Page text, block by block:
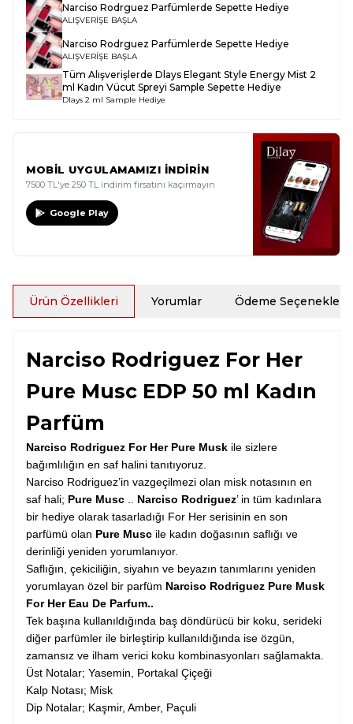
Narciso Rodrguez Parfümlerde Sepette Hediye
ALIŞVERİŞE BAŞLA
Narciso Rodrguez Parfümlerde Sepette Hediye
ALIŞVERİŞE BAŞLA
Tüm Alışverişlerde Dlays Elegant Style Energy Mist 2
ml Kadın Vücut Spreyi Sample Sepette Hediye
Dlays 2 ml Sample Hediye
MOBİL UYGULAMAMIZI İNDİRİN
7500 TL'ye 250 TL indirim fırsatını kaçırmayın
Google Play
Ürün Özellikleri Yorumlar Ödeme Seçenekleri
Narciso Rodriguez For Her
Pure Musc EDP 50 ml Kadın
Parfüm
Narciso Rodriguez For Her Pure Musk ile sizlere
bağımlılığın en saf halini tanıtıyoruz.
Narciso Rodriguez’in vazgeçilmezi olan misk notasının en
saf hali; Pure Musc Narciso Rodriguez’ in tüm kadınlara
bir hediye olarak tasarladığı For Her serisinin en son
parfümü olan Pure Musc ile kadın doğasının saflığı ve
derinliği yeniden yorumlanıyor.
Saflığın, çekiciliğin, siyahın ve beyazın tanımlarını yeniden
yorumlayan özel bir parfüm Narciso Rodriguez Pure Musk
For Her Eau De Parfum..
Tek başına kullanıldığında baş döndürücü bir koku, serideki
diğer parfümler ile birleştirip kullanıldığında ise özgün,
zamansız ve ilham verici koku kombinasyonları sağlamakta.
Üst Notalar; Yasemin, Portakal Çiçeği
Kalp Notası; Misk
Dip Notalar; Kaşmir, Amber, Paçuli